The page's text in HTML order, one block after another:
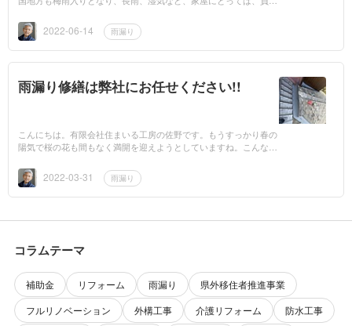
下旬頃から、...
2022-06-14 雨漏り
雨漏り修繕は弊社にお任せください!!
こんにちは。有限会社住まいる工房の佐野です。もうすっかり春の
陽気で桜の花も間もなく満開を迎えようとしていますね。こんな過
も過言ではあ...
2022-03-31 雨漏り
コラムテーマ
補助金 リフォーム 雨漏り
県外移住者推進事業
フルリノベーション
外構工事 介護リフォーム
防水工事